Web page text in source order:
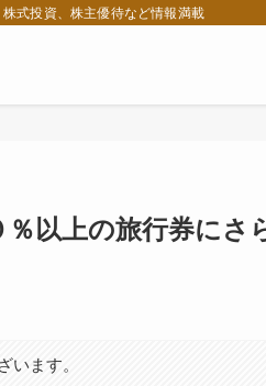
式投資、株主優待など情報満載
％以上の旅行券に
います。